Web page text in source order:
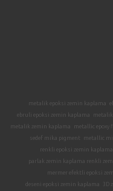
metalik epoksi zemin kaplama
ebruli epoksi zemin kaplama
metalik
metalik zemin kaplama
metallic epoxy
sedef mika pigment
metallic
renkli epoksi zemin kaplama
parlak zemin kaplama renkli
mermer efektli epoksi
deseni epoksi zemin kaplama
3D